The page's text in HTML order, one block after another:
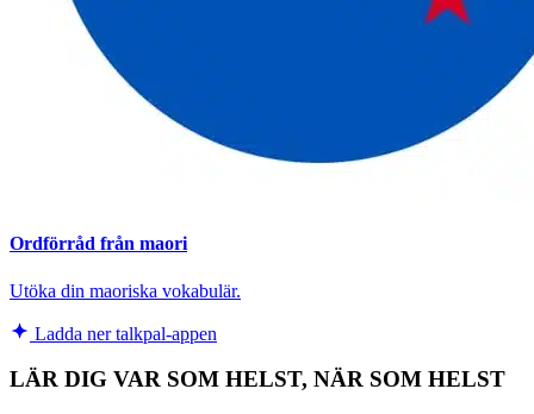
Ordförråd från maori
Utöka din maoriska vokabulär.
Ladda ner talkpal-appen
LÄR DIG VAR SOM HELST, NÄR SOM HELST